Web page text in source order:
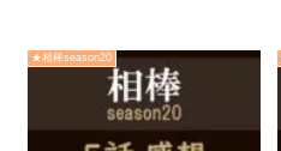
★相棒season20